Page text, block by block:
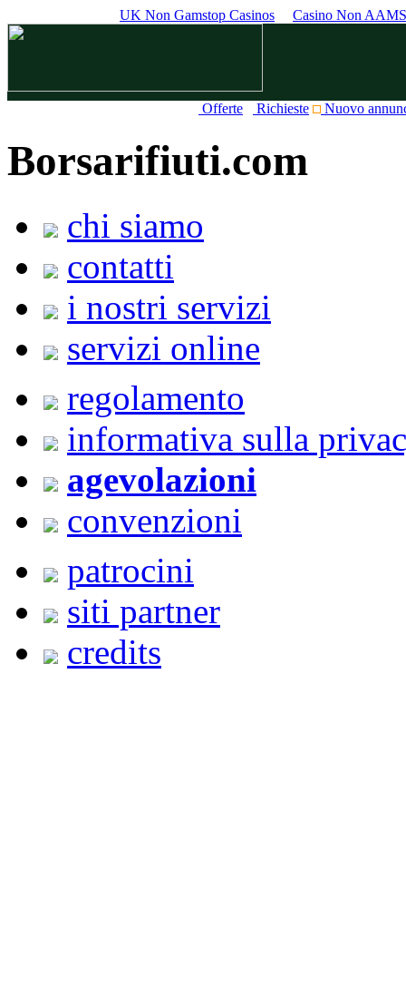
UK Non Gamstop Casinos Casino Non AAMS
Offerte Richieste Nuovo
Borsarifiuti.com
chi siamo
contatti
i nostri servizi
servizi online
regolamento
informativa sulla
agevolazioni
convenzioni
patrocini
siti partner
credits